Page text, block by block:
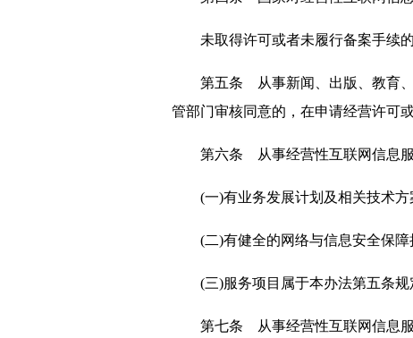
未取得许可或者未履行备案手续的
第五条 从事新闻、出版、教育、
管部门审核同意的，在申请经营许可
第六条 从事经营性互联网信息服
(一)有业务发展计划及相关技术方
(二)有健全的网络与信息安全保障
(三)服务项目属于本办法第五条规
第七条 从事经营性互联网信息服